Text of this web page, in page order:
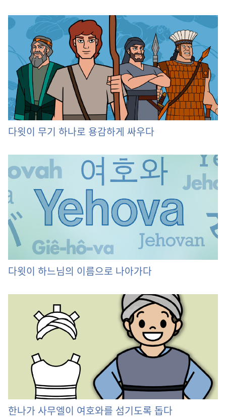
다윗이 무기 하나로 용감하게 싸우다
다윗이 하느님의 이름으로 나아가다
한나가 사무엘이 여호와를 섬기도록 돕다